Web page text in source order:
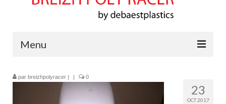
Menu
23
OCT 2017
par breizhpolyracer 0